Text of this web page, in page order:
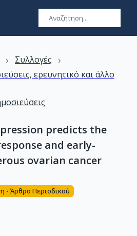
› Συλλογές ›
ερευνητικό και άλλο
predicts the
and early-
ovarian cancer
- Άρθρο Περιοδικού